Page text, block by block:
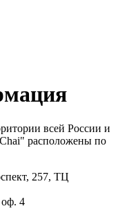
всей России и
расположены по
257, ТЦ
оф. 4